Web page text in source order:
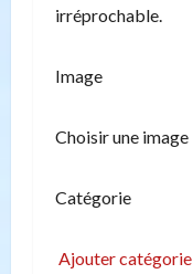
irréprochable.
Image
Choisir une image
Catégorie
Ajouter catégorie